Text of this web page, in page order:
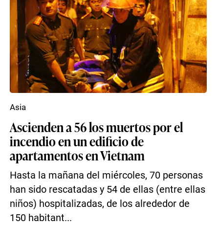
Ascienden a 56 los muertos por el
incendio en un edificio de
apartamentos en Vietnam
Hasta la mañana del miércoles, 70 personas
han sido rescatadas y 54 de ellas (entre ellas
niños) hospitalizadas, de los alrededor de
150 habitant...
Asia